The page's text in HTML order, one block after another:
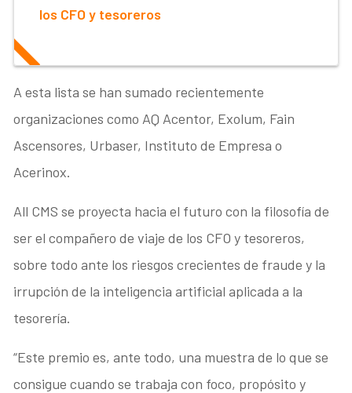
los CFO y tesoreros
A esta lista se han sumado recientemente
organizaciones como AQ Acentor, Exolum, Fain
Ascensores, Urbaser, Instituto de Empresa o
Acerinox.
All CMS se proyecta hacia el futuro con la filosofía de
ser el compañero de viaje de los CFO y tesoreros,
sobre todo ante los riesgos crecientes de fraude y la
irrupción de la inteligencia artificial aplicada a la
tesorería.
“Este premio es, ante todo, una muestra de lo que se
consigue cuando se trabaja con foco, propósito y